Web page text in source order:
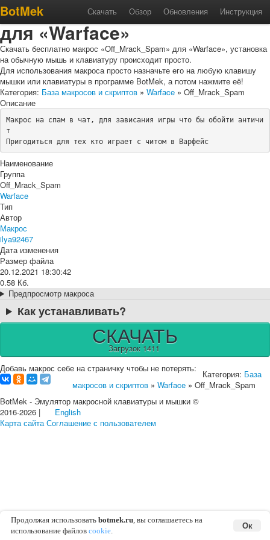
BotMek Скачать Обзор Обновления Инструкция
Макрос «Off_Mrack_Spam»
для «Warface»
Скачать бесплатно макрос «Off_Mrack_Spam» для «Warface», установка
на обычную мышь и клавиатуру происходит просто.
Для использования макроса просто назначьте его на любую клавишу
мышки или клавиатуры в программе BotMek, а потом нажмите её!
Категория: База макросов и скриптов » Warface » Off_Mrack_Spam
Описание
Макрос на спам в чат, для зависания игры что бы обойти античи
т
Пригодиться для тех кто играет с читом в Варфейс
Наименование
Группа
Off_Mrack_Spam
Warface
Тип
Автор
Макрос
ilya92467
Дата изменения
Размер файла
20.12.2021 18:30:42
0.58 Кб.
Предпросмотр макроса
Как устанавливать?
СКАЧАТЬ
Загрузок 1411
Добавь макрос себе на страничку чтобы не потерять:
Категория: База
макросов и скриптов » Warface » Off_Mrack_Spam
BotMek - Эмулятор макросной клавиатуры и мышки ©
2016-2026 |
English
Карта сайта Соглашение с пользователем